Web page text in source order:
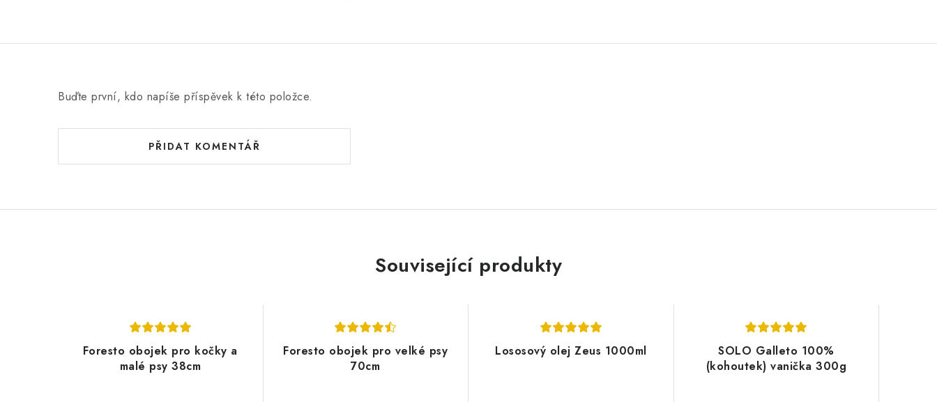
Buďte první, kdo napíše příspěvek k této položce.
PŘIDAT KOMENTÁŘ
Související produkty
Foresto obojek pro kočky a
malé psy 38cm
Foresto obojek pro velké psy
70cm
Lososový olej Zeus 1000ml
SOLO Galleto 100%
(kohoutek) vanička 300g